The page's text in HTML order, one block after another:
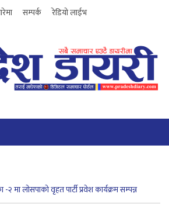
सम्पर्क रेडियो लाईभ
२ मा लोसपाको वृहत पार्टी प्रवेश कार्यक्रम सम्पन्न